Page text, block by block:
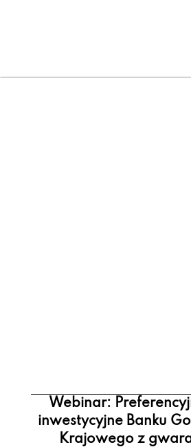
Webinar:
inwestycyjne Banku
Krajowego z